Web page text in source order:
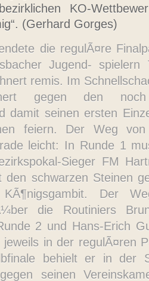
KO-
(Gerhard Gorges)
die regulÃ¤re
Jugend- spielern
remis. Im
gegen den
damit seinen ersten
feiern. Der Weg
leicht: In Runde 1
Sieger FM
den schwarzen Steinen
KÃ¶nigsgambit. Der
die Routiniers
2 und Hans-Erich
in der regulÃ¤ren
behielt er in der
seinen